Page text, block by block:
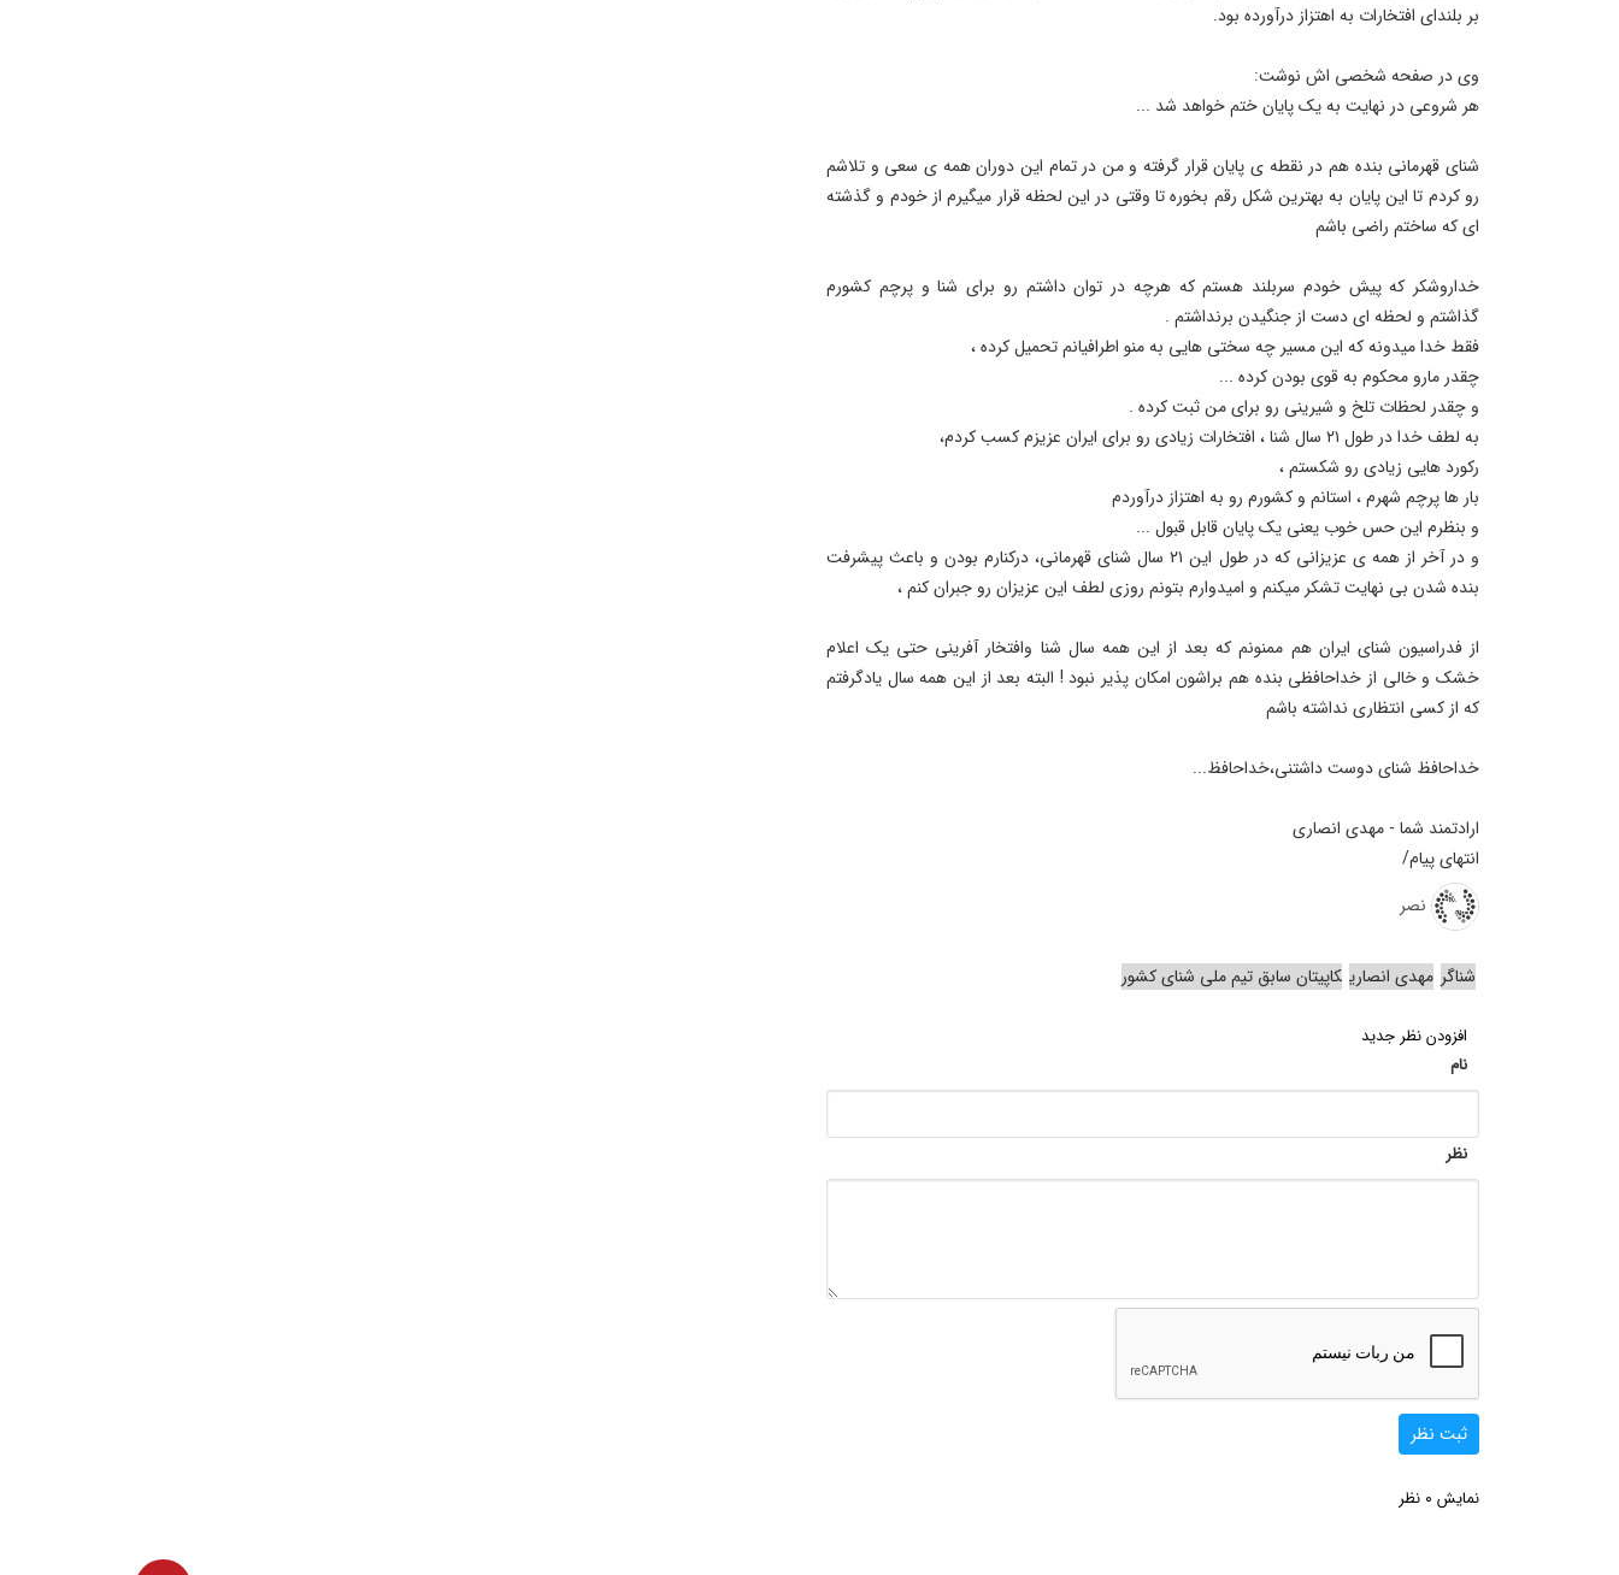
بر بلندای افتخارات به اهتزاز درآورده بود.
وی در صفحه شخصی اش نوشت:
هر شروعی در نهایت به یک پایان ختم خواهد شد ...
شنای قهرمانی بنده هم در نقطه ی پایان قرار گرفته و من در تمام این دوران همه ی سعی و تلاشم
رو کردم تا این پایان به بهترین شکل رقم بخوره تا وقتی در این لحظه قرار میگیرم از خودم و گذشته
ای که ساختم راضی باشم
خداروشکر که پیش خودم سربلند هستم که هرچه در توان داشتم رو برای شنا و پرچم کشورم
گذاشتم و لحظه ای دست از جنگیدن برنداشتم .
فقط خدا میدونه که این مسیر چه سختی هایی به منو اطرافیانم تحمیل کرده ،
چقدر مارو محکوم به قوی بودن کرده ...
و چقدر لحظات تلخ و شیرینی رو برای من ثبت کرده .
به لطف خدا در طول ۲۱ سال شنا ، افتخارات زیادی رو برای ایران عزیزم کسب کردم،
رکورد هایی زیادی رو شکستم ،
بار ها پرچم شهرم ، استانم و کشورم رو به اهتزاز درآوردم
و بنظرم این حس خوب یعنی یک پایان قابل قبول ...
و در آخر از همه ی عزیزانی که در طول این ۲۱ سال شنای قهرمانی، درکنارم بودن و باعث پیشرفت
بنده شدن بی نهایت تشکر میکنم و امیدوارم بتونم روزی لطف این عزیزان رو جبران کنم ،
از فدراسیون شنای ایران هم ممنونم که بعد از این همه سال شنا و‌افتخار آفرینی حتی یک اعلام
خشک و خالی از خداحافظی بنده هم براشون امکان پذیر نبود ! البته بعد از این همه سال یادگرفتم
که از کسی انتظاری نداشته باشم
خداحافظ شنای دوست داشتنی،خداحافظ...
ارادتمند شما - مهدی انصاری
انتهای پیام/
نصر
شناگر مهدی انصاری کاپیتان سابق تیم ملی شنای کشور
افزودن نظر جدید
نام
نظر
ثبت نظر
نمایش 0 نظر